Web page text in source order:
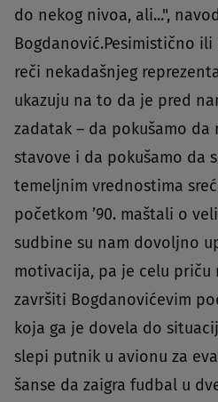
do nekog nivoa, ali...",
Bogdanović.Pesimistično
reči nekadašnjeg
ukazuju na to da je pred
zadatak – da pokušamo da
stavove i da pokušamo da
temeljnim vrednostima
početkom ’90. maštali o
sudbine su nam dovoljno
motivacija, pa je celu priču
završiti Bogdanovićevim
koja ga je dovela do
slepi putnik u avionu za
šanse da zaigra fudbal u